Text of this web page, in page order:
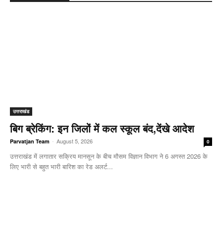
उत्तराखंड
बिग ब्रेकिंग: इन जिलों में कल स्कूल बंद,देंखे आदेश
Parvatjan Team - August 5, 2026 0
उत्तराखंड में लगातार सक्रिय मानसून के बीच मौसम विज्ञान विभाग ने 6 अगस्त 2026 के
लिए भारी से बहुत भारी बारिश का रेड अलर्ट...